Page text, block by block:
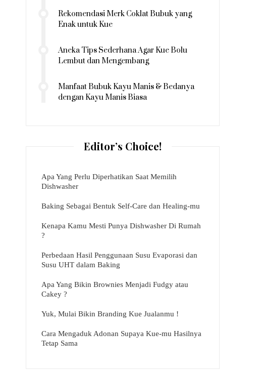
Rekomendasi Merk Coklat Bubuk yang
Enak untuk Kue
Aneka Tips Sederhana Agar Kue Bolu
Lembut dan Mengembang
Manfaat Bubuk Kayu Manis & Bedanya
dengan Kayu Manis Biasa
Editor’s Choice!
Apa Yang Perlu Diperhatikan Saat Memilih
Dishwasher
Baking Sebagai Bentuk Self-Care dan Healing-mu
Kenapa Kamu Mesti Punya Dishwasher Di Rumah
?
Perbedaan Hasil Penggunaan Susu Evaporasi dan
Susu UHT dalam Baking
Apa Yang Bikin Brownies Menjadi Fudgy atau
Cakey ?
Yuk, Mulai Bikin Branding Kue Jualanmu !
Cara Mengaduk Adonan Supaya Kue-mu Hasilnya
Tetap Sama